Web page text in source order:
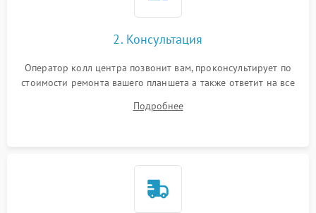
Питание и аккумулятор
2. Консультация
Оператор колл центра позвонит вам, проконсультирует по
стоимости ремонта вашего планшета а также ответит на все
Подробнее